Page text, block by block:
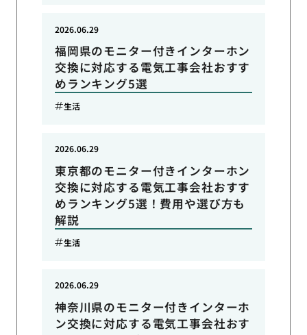
福岡県のモニター付きインターホン
交換に対応する電気工事会社おすす
めランキング5選
2026.06.29
生活
東京都のモニター付きインターホン
交換に対応する電気工事会社おすす
めランキング5選！費用や選び方も
解説
2026.06.29
生活
神奈川県のモニター付きインターホ
ン交換に対応する電気工事会社おす
2026.06.29